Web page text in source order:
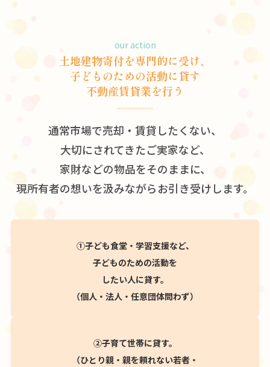
our action
土地建物寄付を専門的に受け、
子どものための活動に貸す
不動産賃貸業を行う
通常市場で売却・賃貸したくない、
大切にされてきたご実家など、
家財などの物品をそのままに、
現所有者の想いを汲みながらお引き受けします。
①子ども食堂・学習支援など、
子どものための活動を
したい人に貸す。
（個人・法人・任意団体問わず）
②子育て世帯に貸す。
（ひとり親・親を頼れない若者・